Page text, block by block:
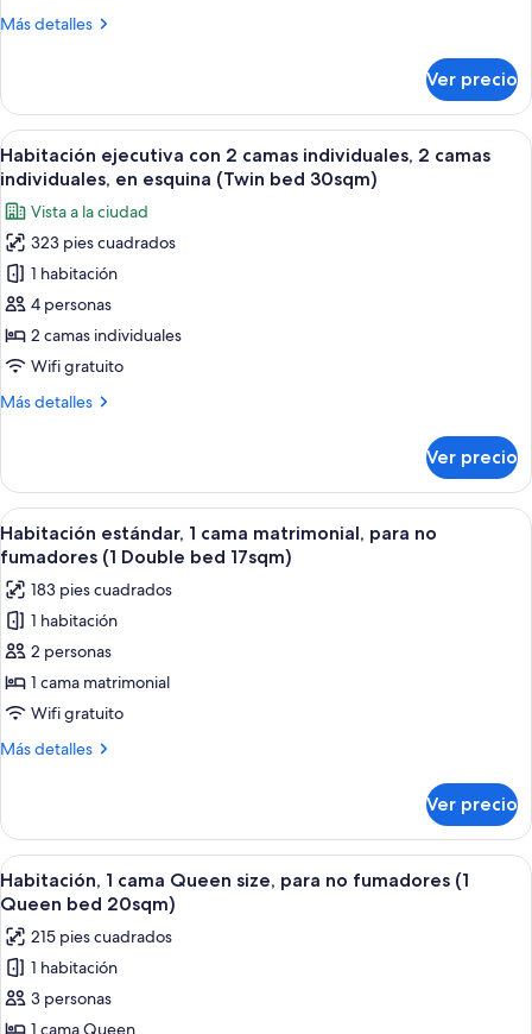
size,
fumadores
(1
Queen
bed
20sqm)
Más detalles
Más
superior,
cama
Queen
para
no
fumadores
(1
Queen
20sqm)
Ver precio
Abrir
todas
las
fotos
de
Habitación
ejecutiva
con
2
individuales,
individuales,
en
esquina
(Twin
bed
30sqm)
Una habitación de hotel con una
6
Habitación ejecutiva con 2 camas individuales, 2 camas
individuales, en esquina (Twin bed 30sqm)
Vista a la ciudad
323 pies cuadrados
1 habitación
4 personas
2 camas individuales
Wifi gratuito
Más detalles
Más
ejecutiva
con
2
camas
2
camas
individuales,
en
esquina
bed
30sqm)
Ver precio
Abrir
todas
las
fotos
de
Habitación
estándar,
1
cama
no
fumadores
(1
Double
bed
17sqm)
Una habitación de hotel con cama,
5
Habitación estándar, 1 cama matrimonial, para no
fumadores (1 Double bed 17sqm)
183 pies cuadrados
1 habitación
2 personas
1 cama matrimonial
Wifi gratuito
Más detalles
Más
estándar,
cama
matrimonial,
no
fumadores
(1
Double
bed
Ver precio
Abrir
todas
las
fotos
de
Habitación,
Una habitación de hotel con una
5
Habitación, 1 cama Queen size, para no fumadores (1
Queen bed 20sqm)
215 pies cuadrados
1 habitación
3 personas
1 cama Queen